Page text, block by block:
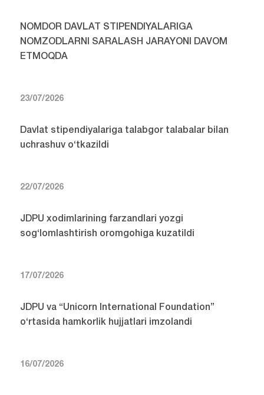
NOMDOR DAVLAT STIPENDIYALARIGA
NOMZODLARNI SARALASH JARAYONI DAVOM
ETMOQDA
23/07/2026
Davlat stipendiyalariga talabgor talabalar bilan
uchrashuv o‘tkazildi
22/07/2026
JDPU xodimlarining farzandlari yozgi
sog‘lomlashtirish oromgohiga kuzatildi
17/07/2026
JDPU va “Unicorn International Foundation”
o‘rtasida hamkorlik hujjatlari imzolandi
16/07/2026